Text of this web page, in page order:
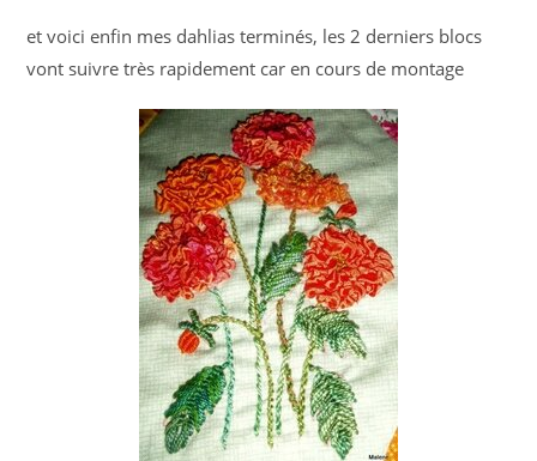
publication :
et voici enfin mes dahlias terminés, les 2 derniers blocs
vont suivre très rapidement car en cours de montage